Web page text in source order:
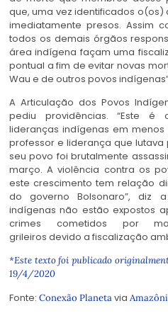
que, uma vez identificados o(os)
imediatamente presos. Assim
todos os demais órgãos
área indígena façam uma
pontual a fim de evitar novas
Wau e de outros povos
A Articulação dos Povos
pediu providências. “Este é
lideranças indígenas em
professor e liderança que
seu povo foi brutalmente
março. A violência contra os
este crescimento tem relação
do governo Bolsonaro”, diz
indígenas não estão expostos
crimes cometidos por
grileiros devido a fiscalização
*Este texto foi publicado
19/4/2020
Fonte: Conexão Planetavia